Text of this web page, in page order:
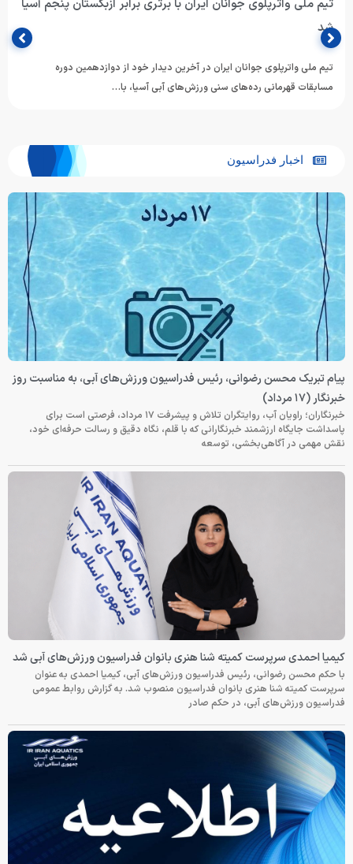
تیم ملی واترپلوی جوانان ایران با برتری برابر ازبکستان پنجم آسیا
شد
تیم ملی واترپلوی جوانان ایران در آخرین دیدار خود از دوازدهمین دوره
مسابقات قهرمانی رده‌های سنی ورزش‌های آبی آسیا، با…
اخبار فدراسیون
پیام تبریک محسن رضوانی، رئیس فدراسیون ورزش‌های آبی، به مناسبت روز
خبرنگار (۱۷ مرداد)
خبرنگاران؛ راویان آب، روایتگران تلاش و پیشرفت ۱۷ مرداد، فرصتی است برای
پاسداشت جایگاه ارزشمند خبرنگارانی که با قلم، نگاه دقیق و رسالت حرفه‌ای خود،
نقش مهمی در آگاهی‌بخشی، توسعه
کیمیا احمدی سرپرست کمیته شنا هنری بانوان فدراسیون ورزش‌های آبی شد
با حکم محسن رضوانی، رئیس فدراسیون ورزش‌های آبی، کیمیا احمدی به عنوان
سرپرست کمیته شنا هنری بانوان فدراسیون منصوب شد. به گزارش روابط عمومی
فدراسیون ورزش‌های آبی، در حکم صادر